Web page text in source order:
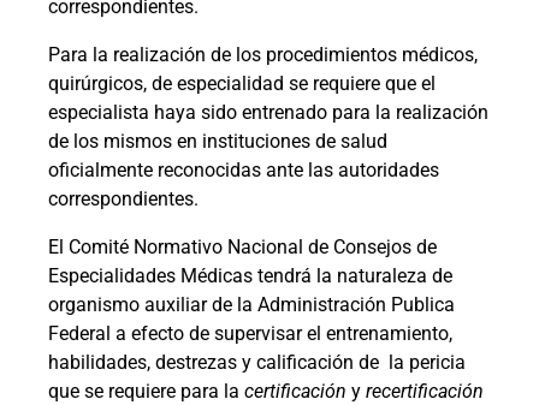
correspondientes.
Para la realización de los procedimientos médicos,
quirúrgicos, de especialidad se requiere que el
especialista haya sido entrenado para la realización
de los mismos en instituciones de salud
oficialmente reconocidas ante las autoridades
correspondientes.
El Comité Normativo Nacional de Consejos de
Especialidades Médicas tendrá la naturaleza de
organismo auxiliar de la Administración Publica
Federal a efecto de supervisar el entrenamiento,
habilidades, destrezas y calificación de
la pericia
que se requiere para la certificación y recertificación